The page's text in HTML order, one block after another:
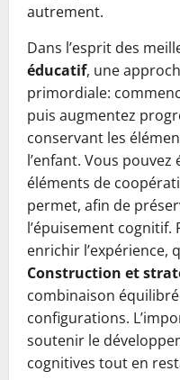
autrement.
Dans l’esprit des
éducatif, une
primordiale:
puis augmentez
conservant les
l’enfant. Vous
éléments de
permet, afin de
l’épuisement
enrichir l’expérience,
Construction et
combinaison
configurations.
soutenir le
cognitives tout en